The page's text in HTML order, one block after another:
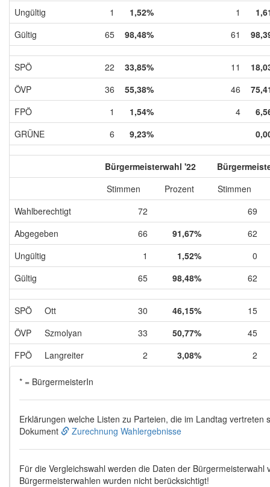
Ungültig
1 1,52% 1
Gültig
65 98,48% 61
SPÖ 22 33,85% 11
ÖVP
36 55,38% 46
FPÖ
1 1,54% 4
GRÜNE
6 9,23%
Bürgermeisterwahl '22
Stimmen
Prozent
Stimmen
Wahlberechtigt
72
69
Abgegeben
66 91,67%
62
Ungültig
1 1,52%
0
Gültig
65 98,48% 62
SPÖ Ott 30 46,15%
15
ÖVP
Szmolyan 33 50,77%
45
FPÖ
Langreiter 2 3,08% 2
* = BürgermeisterIn
Erklärungen welche Listen zu Parteien, die im Landtag vertreten
Dokument
Zurechnung Wahlergebnisse
Für die Vergleichswahl werden die Daten der Bürgermeisterwahl
Bürgermeisterwahlen wurden nicht berücksichtigt!